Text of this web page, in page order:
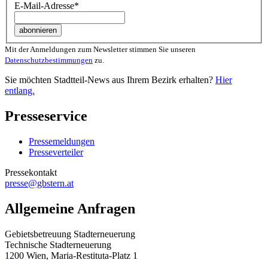
E-Mail-Adresse*
Mit der Anmeldungen zum Newsletter stimmen Sie unseren
Datenschutzbestimmungen zu.
Sie möchten Stadtteil-News aus Ihrem Bezirk erhalten? Hier
entlang.
Presseservice
Pressemeldungen
Presseverteiler
Pressekontakt
presse@gbstern.at
Allgemeine Anfragen
Gebietsbetreuung Stadterneuerung
Technische Stadterneuerung
1200 Wien, Maria-Restituta-Platz 1